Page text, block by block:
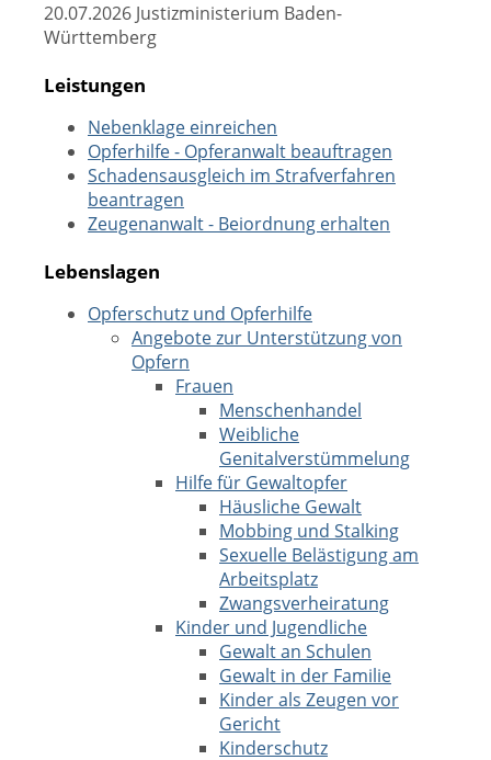
20.07.2026 Justizministerium Baden-
Württemberg
Leistungen
Nebenklage einreichen
Opferhilfe - Opferanwalt beauftragen
Schadensausgleich im Strafverfahren
beantragen
Zeugenanwalt - Beiordnung erhalten
Lebenslagen
Opferschutz und Opferhilfe
Angebote zur Unterstützung von
Opfern
Frauen
Menschenhandel
Weibliche
Genitalverstümmelung
Hilfe für Gewaltopfer
Häusliche Gewalt
Mobbing und Stalking
Sexuelle Belästigung am
Arbeitsplatz
Zwangsverheiratung
Kinder und Jugendliche
Gewalt an Schulen
Gewalt in der Familie
Kinder als Zeugen vor
Gericht
Kinderschutz